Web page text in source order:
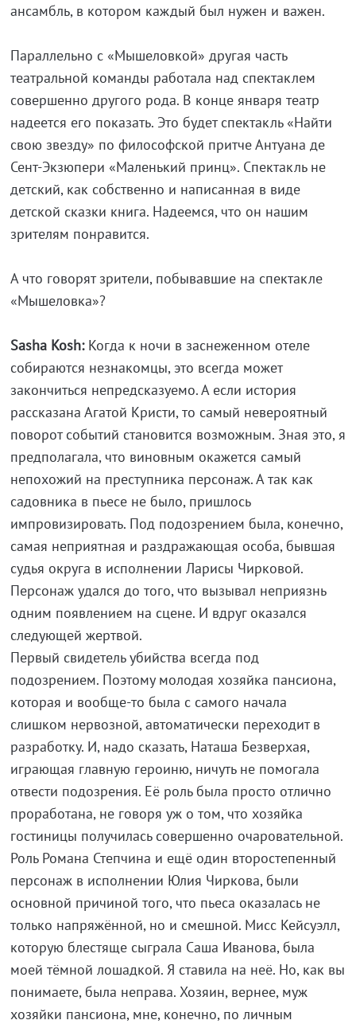
ансамбль, в котором каждый был нужен и важен.
Параллельно с «Мышеловкой» другая часть
театральной команды работала над спектаклем
совершенно другого рода. В конце января театр
надеется его показать. Это будет спектакль «Найти
свою звезду» по философской притче Антуана де
Сент-Экзюпери «Маленький принц». Спектакль не
детский, как собственно и написанная в виде
детской сказки книга. Надеемся, что он нашим
зрителям понравится.
А что говорят зрители, побывавшие на спектакле
«Мышеловка»?
Sasha Kosh:Когда к ночи в заснеженном отеле
собираются незнакомцы, это всегда может
закончиться непредсказуемо. А если история
рассказана Агатой Кристи, то самый невероятный
поворот событий становится возможным. Зная это, я
предполагала, что виновным окажется самый
непохожий на преступника персонаж. А так как
садовника в пьесе не было, пришлось
импровизировать. Под подозрением была, конечно,
самая неприятная и раздражающая особа, бывшая
судья округа в исполнении Ларисы Чирковой.
Персонаж удался до того, что вызывал неприязнь
одним появлением на сцене. И вдруг оказался
следующей жертвой.
Первый свидетель убийства всегда под
подозрением. Поэтому молодая хозяйка пансиона,
которая и вообще-то была с самого начала
слишком нервозной, автоматически переходит в
разработку. И, надо сказать, Наташа Безверхая,
играющая главную героиню, ничуть не помогала
отвести подозрения. Её роль была просто отлично
проработана, не говоря уж о том, что хозяйка
гостиницы получилась совершенно очаровательной.
Роль Романа Степчина и ещё один второстепенный
персонаж в исполнении Юлия Чиркова, были
основной причиной того, что пьеса оказалась не
только напряжённой, но и смешной. Мисс Кейсуэлл,
которую блестяще сыграла Саша Иванова, была
моей тёмной лошадкой. Я ставила на неё. Но, как вы
понимаете, была неправа. Хозяин, вернее, муж
хозяйки пансиона, мне, конечно, по личным